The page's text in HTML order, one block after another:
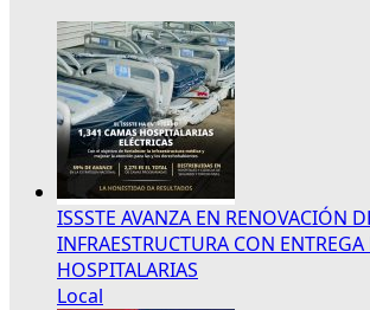
ISSSTE AVANZA EN RENOVACIÓN
INFRAESTRUCTURA CON
HOSPITALARIAS
Local